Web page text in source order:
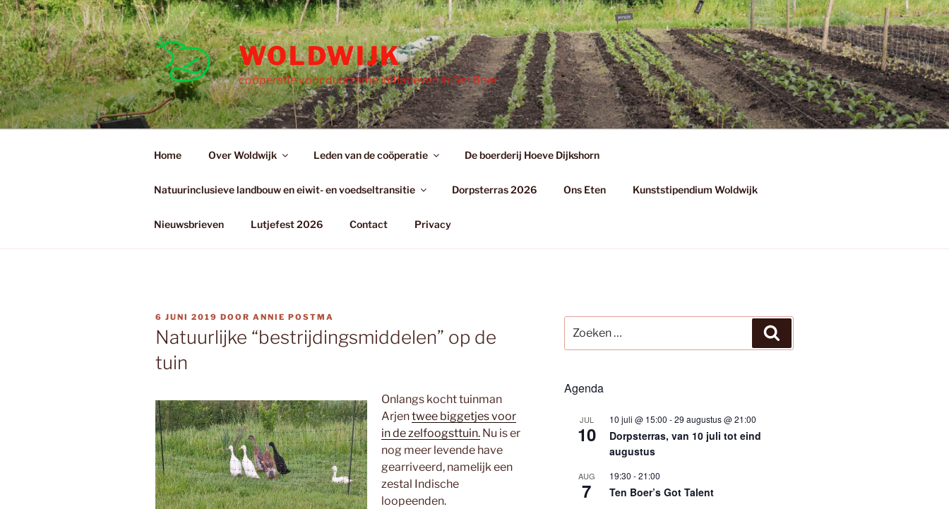
Ga
naar
de
inhoud
WOLDWIJK
coöperatie voor duurzame initiatieven in Ten Boer
Home Over Woldwijk Leden van de coöperatie De boerderij Hoeve Dijkshorn
Natuurinclusieve landbouw en eiwit- en voedseltransitie Dorpsterras 2026 Ons Eten Kunststipendium Woldwijk
Nieuwsbrieven Lutjefest 2026 Contact Privacy
GEPLAATST
OP
6 JUNI 2019 DOOR ANNIE POSTMA
Natuurlijke “bestrijdingsmiddelen” op de
tuin
Onlangs kocht tuinman
Arjentwee biggetjes voor
in de zelfoogsttuin.Nu is er
nog meer levende have
gearriveerd, namelijk een
zestal Indische
loopeenden.
naar:
Agenda
JUL
10
10 juli @ 15:00 -29 augustus @ 21:00
Dorpsterras, van 10 juli tot eind
augustus
AUG
7
19:30 -21:00
Ten Boer’s Got Talent